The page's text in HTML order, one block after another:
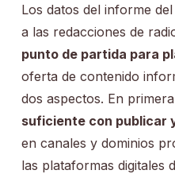
Los datos del informe
a las redacciones de
punto de partida para
oferta de contenido
dos aspectos. En
suficiente con publicar
en canales y dominios
las plataformas digitales